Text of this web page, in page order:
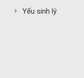
Yếu sinh lý